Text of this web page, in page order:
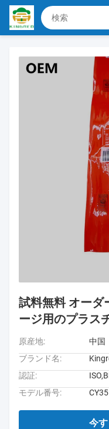
試料無料 オーダ
ージ用のプラス
原産地:
中国
ブランド名:
認証:
モデル番号:
CY35
今